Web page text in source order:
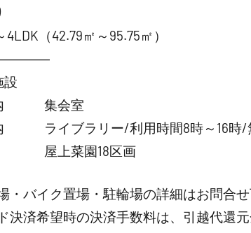
4LDK（42.79㎡～95.75㎡）
設
内 集会室
ライブラリー/利用時間8時～16時/
屋上菜園18区画
・バイク置場・駐輪場の詳細はお問合せ
決済希望時の決済手数料は、引越代還元